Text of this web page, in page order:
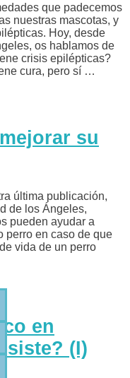
que padecemos
nuestras mascotas, y
Hoy, desde
os hablamos de
crisis epilépticas?
cura, pero sí …
su
última publicación,
de los Ángeles,
pueden ayudar a
perro en caso de que
vida de un perro
en
(I)